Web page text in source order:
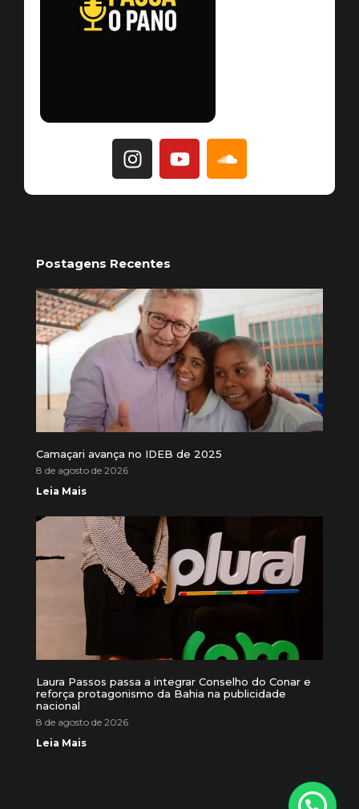
Postagens Recentes
Camaçari avança no IDEB de 2025
8 de agosto de 2026
Leia Mais
Laura Passos passa a integrar Conselho do Conar e
reforça protagonismo da Bahia na publicidade
nacional
8 de agosto de 2026
Leia Mais